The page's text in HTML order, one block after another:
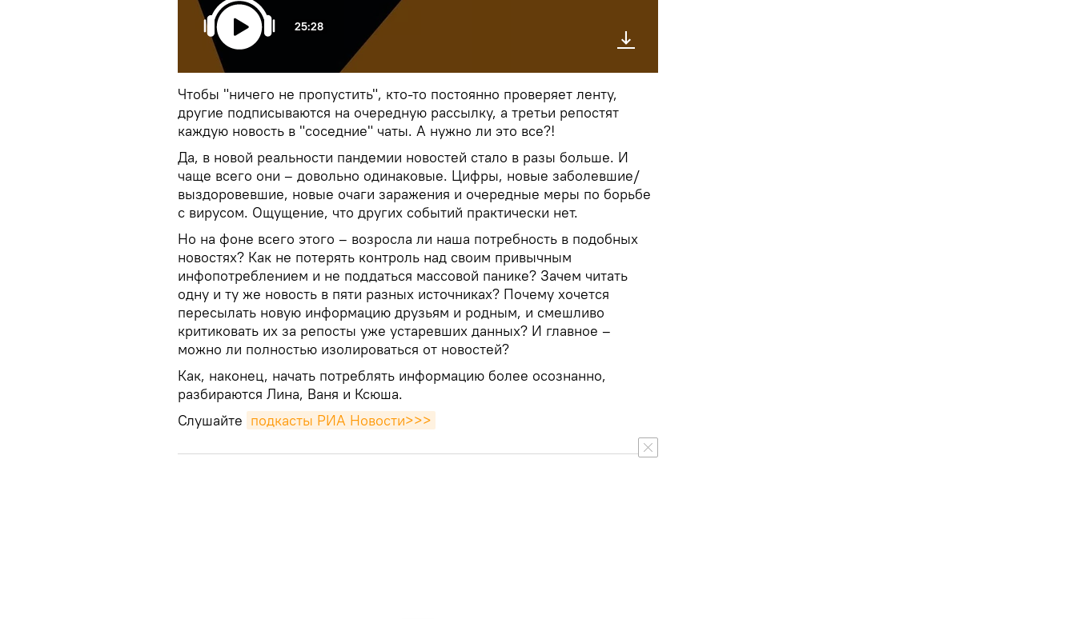
25:28
Чтобы "ничего не пропустить", кто-то постоянно проверяет ленту,
другие подписываются на очередную рассылку, а третьи репостят
каждую новость в "соседние" чаты. А нужно ли это все?!
Да, в новой реальности пандемии новостей стало в разы больше. И
чаще всего они – довольно одинаковые. Цифры, новые заболевшие/
выздоровевшие, новые очаги заражения и очередные меры по борьбе
с вирусом. Ощущение, что других событий практически нет.
Но на фоне всего этого – возросла ли наша потребность в подобных
новостях? Как не потерять контроль над своим привычным
инфопотреблением и не поддаться массовой панике? Зачем читать
одну и ту же новость в пяти разных источниках? Почему хочется
пересылать новую информацию друзьям и родным, и смешливо
критиковать их за репосты уже устаревших данных? И главное –
можно ли полностью изолироваться от новостей?
Как, наконец, начать потреблять информацию более осознанно,
разбираются Лина, Ваня и Ксюша.
Слушайте подкасты РИА Новости>>>